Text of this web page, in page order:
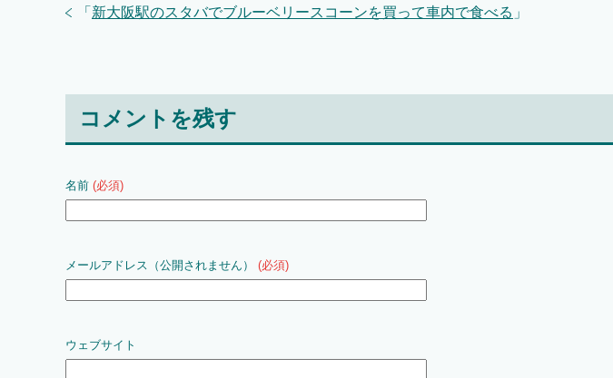
「 新大阪駅のスタバでブルーベリースコーンを買って車内で食べる 」
コメントを残す
名前 (必須)
メールアドレス（公開されません） (必須)
ウェブサイト